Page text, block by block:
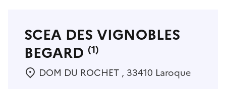
SCEA DES VIGNOBLES
BEGARD (1)
DOM DU ROCHET , 33410 Laroque